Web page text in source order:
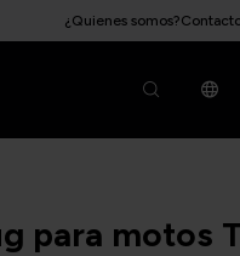
¿Quienes somos?
para motos